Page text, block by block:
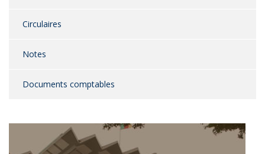
Circulaires
Notes
Documents comptables